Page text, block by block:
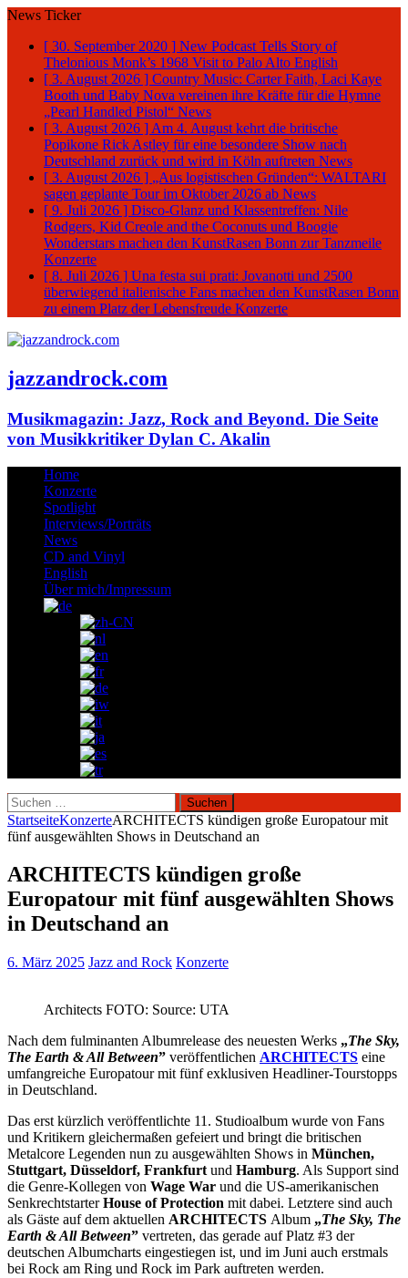
News Ticker
[ 30. September 2020 ] New Podcast Tells Story of
Thelonious Monk’s 1968 Visit to Palo Alto English
[ 3. August 2026 ] Country Music: Carter Faith, Laci Kaye
Booth und Baby Nova vereinen ihre Kräfte für die Hymne
„Pearl Handled Pistol“ News
[ 3. August 2026 ] Am 4. August kehrt die britische
Popikone Rick Astley für eine besondere Show nach
Deutschland zurück und wird in Köln auftreten News
[ 3. August 2026 ] „Aus logistischen Gründen“: WALTARI
sagen geplante Tour im Oktober 2026 ab News
[ 9. Juli 2026 ] Disco-Glanz und Klassentreffen: Nile
Rodgers, Kid Creole and the Coconuts und Boogie
Wonderstars machen den KunstRasen Bonn zur Tanzmeile
Konzerte
[ 8. Juli 2026 ] Una festa sui prati: Jovanotti und 2500
überwiegend italienische Fans machen den KunstRasen Bonn
zu einem Platz der Lebensfreude Konzerte
jazzandrock.com
Musikmagazin: Jazz, Rock and Beyond. Die Seite
von Musikkritiker Dylan C. Akalin
Home
Konzerte
Spotlight
Interviews/Porträts
News
CD and Vinyl
English
Über mich/Impressum
Suchen
nach:
StartseiteKonzerteARCHITECTS kündigen große Europatour mit
fünf ausgewählten Shows in Deutschand an
ARCHITECTS kündigen große
Europatour mit fünf ausgewählten Shows
in Deutschand an
6. März 2025 Jazz and Rock Konzerte
Architects FOTO: Source: UTA
Nach dem fulminanten Albumrelease des neuesten Werks „The Sky,
The Earth & All Between” veröffentlichen ARCHITECTS eine
umfangreiche Europatour mit fünf exklusiven Headliner-Tourstopps
in Deutschland.
Das erst kürzlich veröffentlichte 11. Studioalbum wurde von Fans
und Kritikern gleichermaßen gefeiert und bringt die britischen
Metalcore Legenden nun zu ausgewählten Shows in München,
Stuttgart, Düsseldorf, Frankfurt und Hamburg. Als Support sind
die Genre-Kollegen von Wage War und die US-amerikanischen
SenkrechtstarterHouse of Protection mit dabei. Letztere sind auch
als Gäste auf dem aktuellen ARCHITECTS Album „The Sky, The
Earth & All Between” vertreten, das gerade auf Platz #3 der
deutschen Albumcharts eingestiegen ist, und im Juni auch erstmals
bei Rock am Ring und Rock im Park auftreten werden.